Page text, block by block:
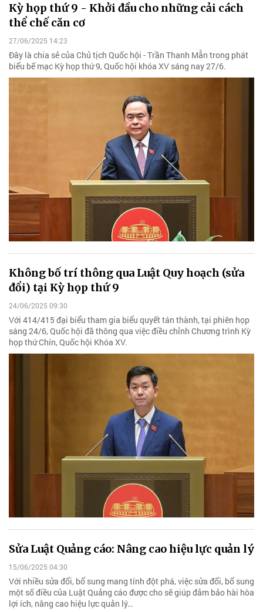
Kỳ họp thứ 9 - Khởi đầu cho những cải cách
thể chế căn cơ
27/06/2025 14:23
Đây là chia sẻ của Chủ tịch Quốc hội - Trần Thanh Mẫn trong phát
biểu bế mạc Kỳ họp thứ 9, Quốc hội khóa XV sáng nay 27/6.
Không bố trí thông qua Luật Quy hoạch (sửa
đổi) tại Kỳ họp thứ 9
24/06/2025 09:30
Với 414/415 đại biểu tham gia biểu quyết tán thành, tại phiên họp
sáng 24/6, Quốc hội đã thông qua việc điều chỉnh Chương trình Kỳ
họp thứ Chín, Quốc hội Khóa XV.
Sửa Luật Quảng cáo: Nâng cao hiệu lực quản lý
15/06/2025 04:30
Với nhiều sửa đổi, bổ sung mang tính đột phá, việc sửa đổi, bổ sung
một số điều của Luật Quảng cáo được cho sẽ giúp đảm bảo hài hòa
lợi ích, nâng cao hiệu lực quản lý…